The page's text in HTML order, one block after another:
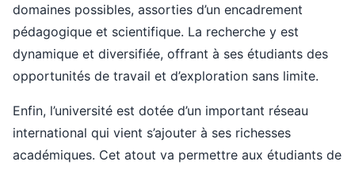
domaines possibles, assorties d’un encadrement
pédagogique et scientifique. La recherche y est
dynamique et diversifiée, offrant à ses étudiants des
opportunités de travail et d’exploration sans limite.
Enfin, l’université est dotée d’un important réseau
international qui vient s’ajouter à ses richesses
académiques. Cet atout va permettre aux étudiants de